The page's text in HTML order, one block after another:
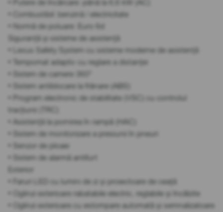
• Putere de încărcare: până la 6,6 kW (AC)
• Combustibil: benzină / electricitate
• Normă de poluare: Euro 6d
Siguranță și sisteme de asistență
• Lexus Safety System cu sisteme moderne de asistență
• Tempomat adaptiv cu reglare a distanței
• Sistem de camere 360°
• Sistem antiblocare la frânare (ABS)
• Program electronic de stabilitate (VSC) cu controlul
tracțiunii (TRC)
• Asistență la pornirea în rampă (HAC)
• Sistem de monitorizare a presiunii în pneuri
• Senzor de ploaie
• Sistem de alarmă antifurt
Exterior
• Faruri LED cu lumini de zi și proiectoare de ceață
• Oglinzi exterioare rabatabile electric, reglabile și încălzite
• Oglinzi exterioare cu estompare automată și semnalizatoare